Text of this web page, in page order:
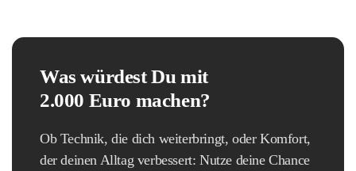
Was würdest Du mit
2.000 Euro machen?
Ob Technik, die dich weiterbringt, oder Komfort,
der deinen Alltag verbessert: Nutze deine Chance